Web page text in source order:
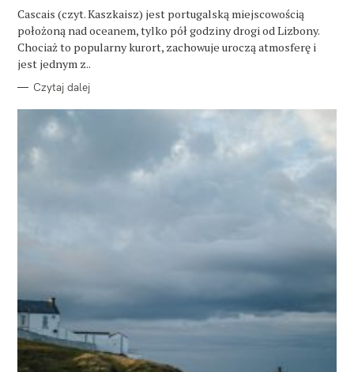
ICascais (czyt. Kaszkaisz) jest portugalską miejscowością
położoną nad oceanem, tylko pół godziny drogi od Lizbony.
Chociaż to popularny kurort, zachowuje uroczą atmosferę i
jest jednym z..
Czytaj dalej
z
u
k
a
j
: